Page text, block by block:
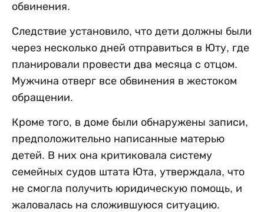
обвинения.
Следствие установило, что дети должны были
через несколько дней отправиться в Юту, где
планировали провести два месяца с отцом.
Мужчина отверг все обвинения в жестоком
обращении.
Кроме того, в доме были обнаружены записи,
предположительно написанные матерью
детей. В них она критиковала систему
семейных судов штата Юта, утверждала, что
не смогла получить юридическую помощь, и
жаловалась на сложившуюся ситуацию.